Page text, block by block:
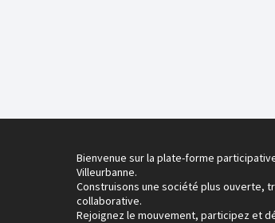
Bienvenue sur la plate-forme
Villeurbanne.
Construisons une société plus ouverte,
collaborative.
Rejoignez le mouvement, participez et